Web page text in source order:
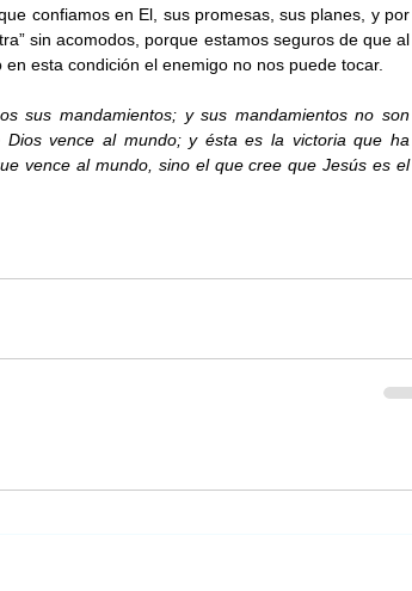
confiamos en El, sus promesas, sus planes, y por
sin acomodos, porque estamos seguros de que al
esta condición el enemigo no nos puede tocar.
sus mandamientos; y sus mandamientos no son
vence al mundo; y ésta es la victoria que ha
vence al mundo, sino el que cree que Jesús es el